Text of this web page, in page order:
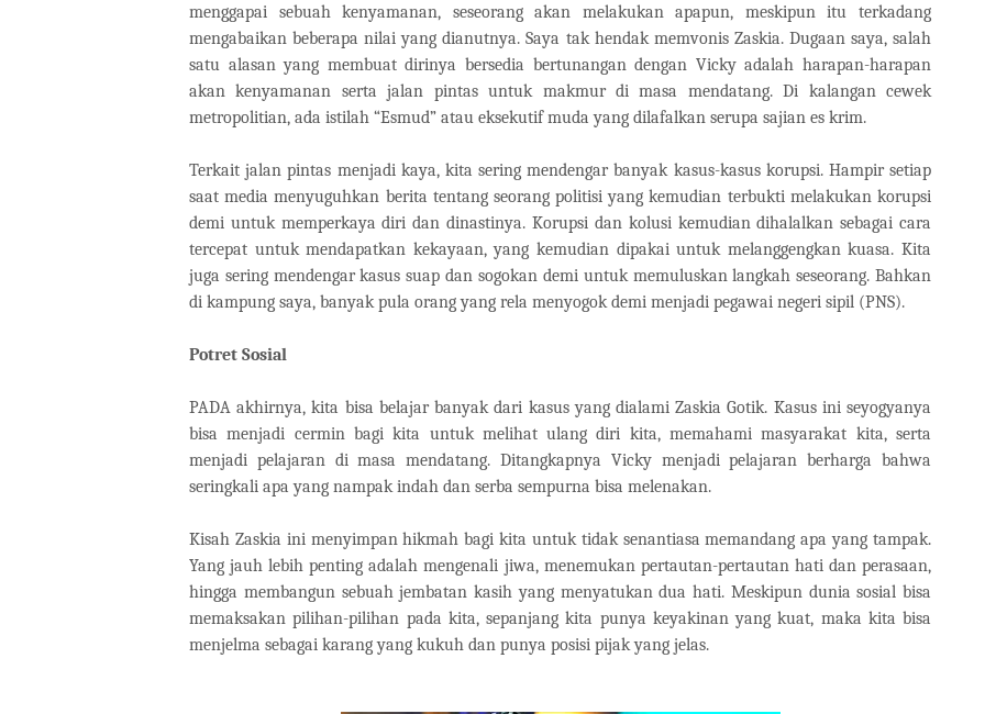
menggapai sebuah kenyamanan, seseorang akan melakukan apapun, meskipun itu terkadang
mengabaikan beberapa nilai yang dianutnya. Saya tak hendak memvonis Zaskia. Dugaan saya, salah
satu alasan yang membuat dirinya bersedia bertunangan dengan Vicky adalah harapan-harapan
akan kenyamanan serta jalan pintas untuk makmur di masa mendatang. Di kalangan cewek
metropolitian, ada istilah “Esmud” atau eksekutif muda yang dilafalkan serupa sajian es krim.
Terkait jalan pintas menjadi kaya, kita sering mendengar banyak kasus-kasus korupsi. Hampir setiap
saat media menyuguhkan berita tentang seorang politisi yang kemudian terbukti melakukan korupsi
demi untuk memperkaya diri dan dinastinya. Korupsi dan kolusi kemudian dihalalkan sebagai cara
tercepat untuk mendapatkan kekayaan, yang kemudian dipakai untuk melanggengkan kuasa. Kita
juga sering mendengar kasus suap dan sogokan demi untuk memuluskan langkah seseorang. Bahkan
di kampung saya, banyak pula orang yang rela menyogok demi menjadi pegawai negeri sipil (PNS).
Potret Sosial
PADA akhirnya, kita bisa belajar banyak dari kasus yang dialami Zaskia Gotik. Kasus ini seyogyanya
bisa menjadi cermin bagi kita untuk melihat ulang diri kita, memahami masyarakat kita, serta
menjadi pelajaran di masa mendatang. Ditangkapnya Vicky menjadi pelajaran berharga bahwa
seringkali apa yang nampak indah dan serba sempurna bisa melenakan.
Kisah Zaskia ini menyimpan hikmah bagi kita untuk tidak senantiasa memandang apa yang tampak.
Yang jauh lebih penting adalah mengenali jiwa, menemukan pertautan-pertautan hati dan perasaan,
hingga membangun sebuah jembatan kasih yang menyatukan dua hati. Meskipun dunia sosial bisa
memaksakan pilihan-pilihan pada kita, sepanjang kita punya keyakinan yang kuat, maka kita bisa
menjelma sebagai karang yang kukuh dan punya posisi pijak yang jelas.